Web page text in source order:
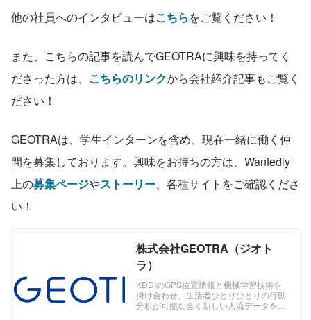
他の社員へのインタビューはこちらをご覧ください！
また、こちらの記事を読んでGEOTRAに興味を持ってく
ださった方は、 こちらのリンクから会社紹介記事もご覧く
ださい！
GEOTRAは、学生インターンを含め、現在一緒に働く仲
間を募集しております。興味をお持ちの方は、Wantedly
上の募集ページやストーリー、各種サイトをご確認くださ
い！
株式会社GEOTRA（ジオト
ラ）
KDDIのGPS位置情報と機械学習技術を
掛け合わせ、生活者ひとりひとりの行動
分析が可能な全く新しい人流データをご